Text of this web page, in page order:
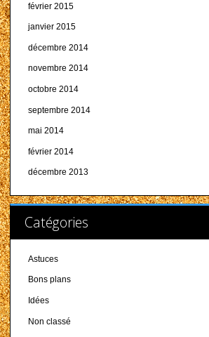
février 2015
janvier 2015
décembre 2014
novembre 2014
octobre 2014
septembre 2014
mai 2014
février 2014
décembre 2013
Catégories
Astuces
Bons plans
Idées
Non classé